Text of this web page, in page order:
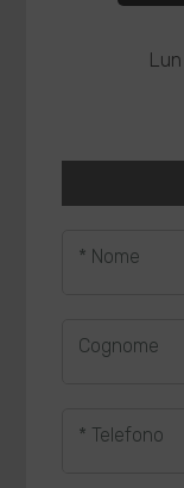
* Nome
Cognome
* Telefono